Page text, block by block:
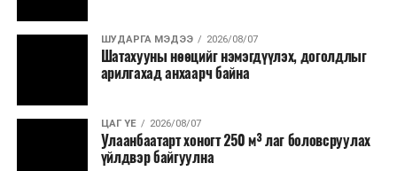
Зайсангийн төмөр бетон гүүрийн өргөтгөл
шинэчлэлтийн ажил үргэлжилж байна
ӨМНӨХ МЭДЭЭ
Мэдэгдэл
Урьдчилан төлөвлөсөн төрийн өндөр албан
тушаалтны томилолтоос бусад гадаад
томилолт, гадаадын зочин хүлээн авах зардал;
Зайлшгүй шаардлагагүй тоног төхөөрөмж,
тавилга, автомашин худалдан авах;
Батлан хамгаалах, хууль зүйн салбараас бусад
ШУДАРГА МЭДЭЭ 2026/08/07
Шатахууны нөөцийг нэмэгдүүлэх, доголдлыг
арилгахад анхаарч байна
ЦАГ ҮЕ 2026/08/07
Улаанбаатарт хоногт 250 м³ лаг боловсруулах
үйлдвэр байгуулна